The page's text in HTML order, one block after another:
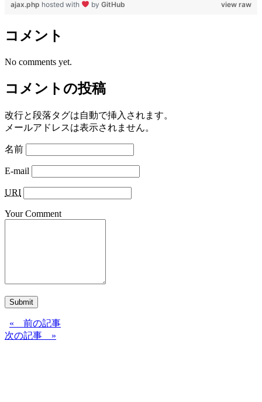
view raw
ajax.php hosted with by GitHub
コメント
No comments yet.
コメントの投稿
改行と段落タグは自動で挿入されます。
メールアドレスは表示されません。
名前
E-mail
URI
Your Comment
Submit
« 前の記事
次の記事 »